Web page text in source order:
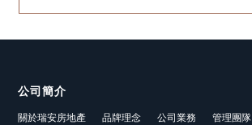
公司簡介
關於瑞安房地產 品牌理念 公司業務 管理團隊